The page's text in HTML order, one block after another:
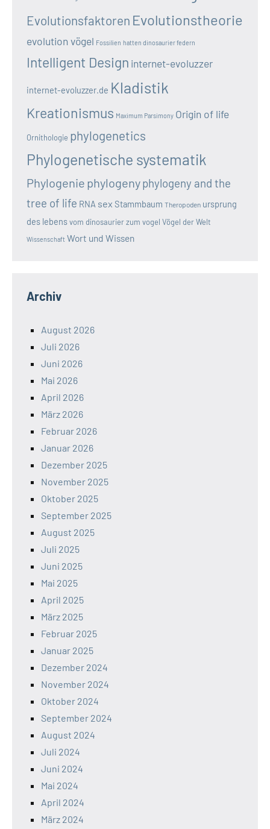
Evolutionsfaktoren Evolutionstheorie
evolution vögel Fossilien hatten dinosaurier federn
Intelligent Design internet-evoluzzer
internet-evoluzzer.de Kladistik
Kreationismus Maximum Parsimony Origin of life
Ornithologie phylogenetics
Phylogenetische systematik
Phylogenie phylogenyphylogeny and the
tree of life RNA sex Stammbaum Theropoden ursprung
des lebensvom dinosaurier zum vogel Vögel der Welt
Wissenschaft Wort und Wissen
Archiv
August 2026
Juli 2026
Juni 2026
Mai 2026
April 2026
März 2026
Februar 2026
Januar 2026
Dezember 2025
November 2025
Oktober 2025
September 2025
August 2025
Juli 2025
Juni 2025
Mai 2025
April 2025
März 2025
Februar 2025
Januar 2025
Dezember 2024
November 2024
Oktober 2024
September 2024
August 2024
Juli 2024
Juni 2024
Mai 2024
April 2024
März 2024